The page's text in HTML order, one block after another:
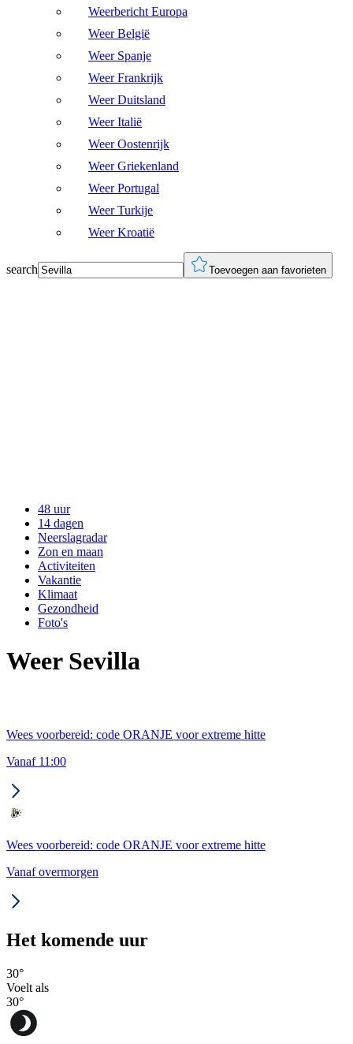
Weerbericht Europa
Weer België
Weer Spanje
Weer Frankrijk
Weer Duitsland
Weer Italië
Weer Oostenrijk
Weer Griekenland
Weer Portugal
Weer Turkije
Weer Kroatië
search Toevoegen aan favorieten
48 uur
14 dagen
Neerslagradar
Zon en maan
Activiteiten
Vakantie
Klimaat
Gezondheid
Foto's
Weer Sevilla
Wees voorbereid: code ORANJE voor extreme hitte
Vanaf 11:00
Wees voorbereid: code ORANJE voor extreme hitte
Vanaf overmorgen
Het komende uur
30°
Voelt als
30°